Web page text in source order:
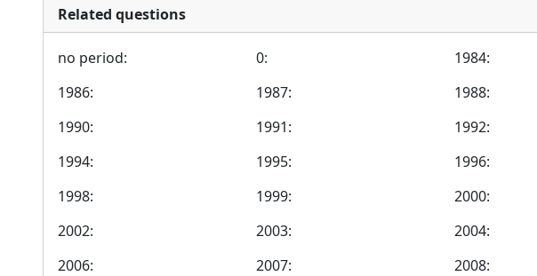
Related questions
no period: 0: 1984:
1986:
1987: 1988:
1990:
1991: 1992:
1994:
1995: 1996:
1998:
1999: 2000:
2002:
2003: 2004:
2006:
2007: 2008: